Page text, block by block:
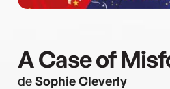
A Case of
deSophie Cleverly